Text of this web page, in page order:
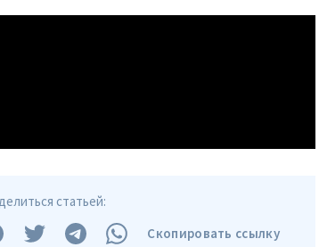
статьей:
Скопировать ссылку